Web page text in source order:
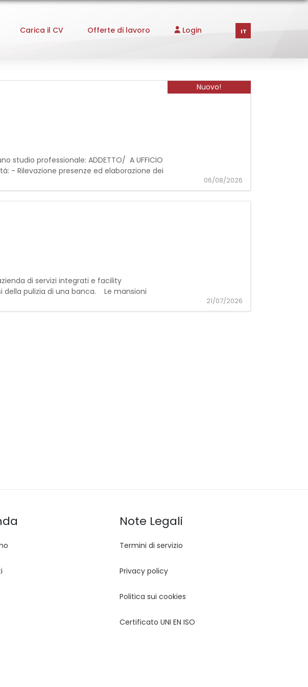
Carica il CV Offerte di lavoro Login IT
studio professionale: ADDETTO/ A UFFICIO
- Rilevazione presenze ed elaborazione dei
Nuovo!
06/08/2026
di servizi integrati e facility
della pulizia di una banca. Le mansioni
21/07/2026
Note Legali
Termini di servizio
Privacy policy
Politica sui cookies
Certificato UNI EN ISO